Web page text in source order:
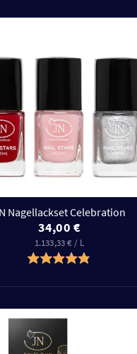
Nagellackset Celebration
34,00 €
1.133,33 € / L